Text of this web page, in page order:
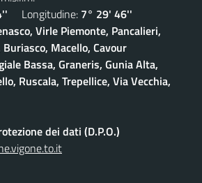
Longitudine: 7° 29' 46''
Virle Piemonte, Pancalieri,
Macello, Cavour
Bassa, Graneris, Gunia Alta,
Ruscala, Trepellice, Via Vecchia,
dei dati (D.P.O.)